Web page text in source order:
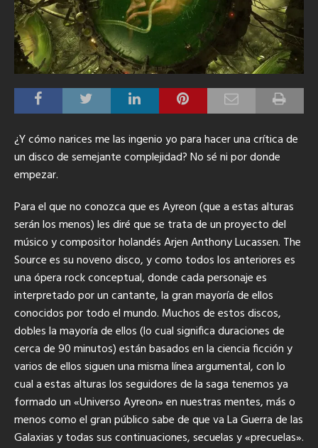
¿Y cómo narices me las ingenio yo para hacer una crítica de
un disco de semejante complejidad?No sé ni por donde
empezar.
Para el que no conozca que es Ayreon (que a estas alturas
serán los menos) les diré que se trata de un proyecto del
músico y compositor holandés Arjen Anthony Lucassen. The
Source es su noveno disco, y como todos los anteriores es
una ópera rock conceptual, donde cada personaje es
interpretado por un cantante, la gran mayoría de ellos
conocidos por todo el mundo. Muchos de estos discos,
dobles la mayoría de ellos (lo cual significa duraciones de
cerca de 90 minutos) están basados en la ciencia ficción y
varios de ellos siguen una misma línea argumental, con lo
cual a estas alturas los seguidores de la saga tenemos ya
formado un «Universo Ayreon» en nuestras mentes, más o
menos como el gran público sabe de que va La Guerra de las
Galaxias y todas sus continuaciones, secuelas y «precuelas».